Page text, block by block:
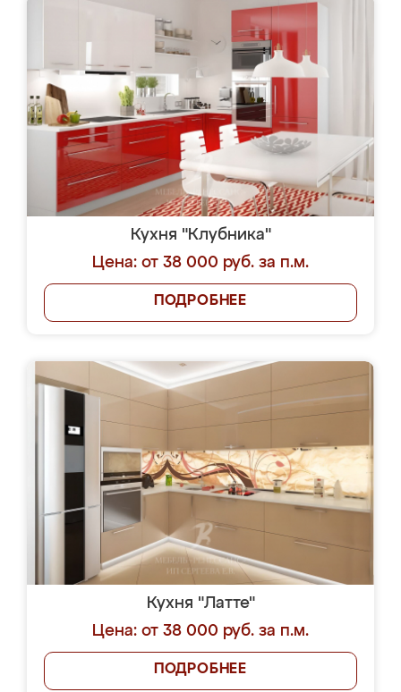
Кухня "Клубника"
Цена: от 38 000 руб. за п.м.
ПОДРОБНЕЕ
Кухня "Латте"
Цена: от 38 000 руб. за п.м.
ПОДРОБНЕЕ